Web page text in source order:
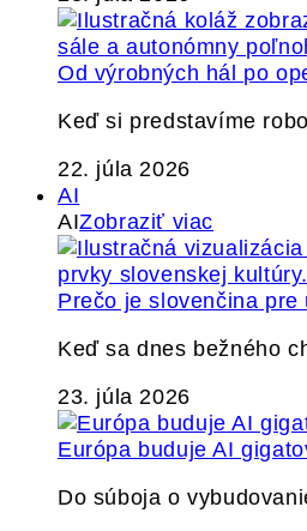
Od výrobných hál po
Keď si predstavíme
22. júla 2026
AI
AIZobraziť viac
Prečo je slovenčina
Keď sa dnes bežného
23. júla 2026
Európa buduje AI
Do súboja o